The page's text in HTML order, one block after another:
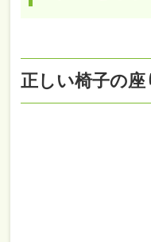
正しい椅子の座